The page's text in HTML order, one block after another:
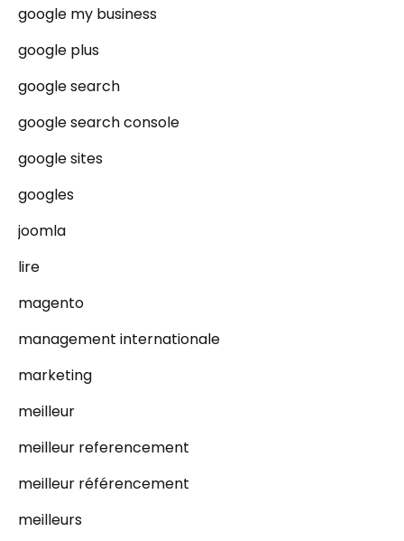
google my business
google plus
google search
google search console
google sites
googles
joomla
lire
magento
management internationale
marketing
meilleur
meilleur referencement
meilleur référencement
meilleurs